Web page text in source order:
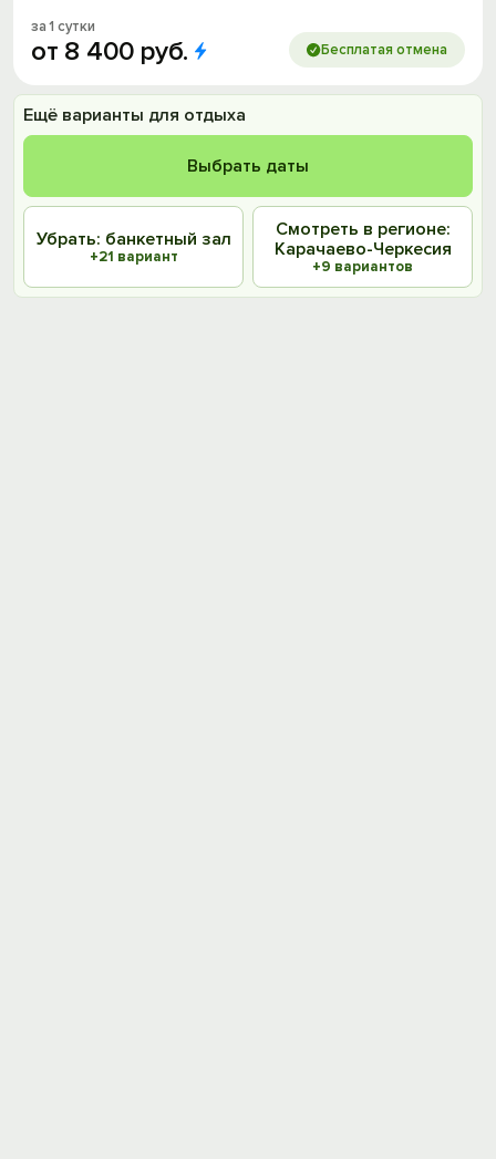
за 1 сутки
от 8 400 руб. Бесплатая отмена
Ещё варианты для отдыха
Выбрать даты
Убрать: банкетный зал
+21 вариант
Смотреть в регионе:
Карачаево-Черкесия
+9 вариантов